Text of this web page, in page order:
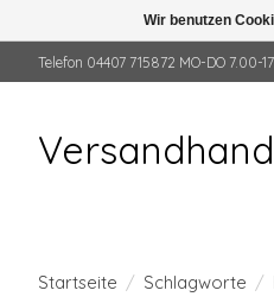
Telefon 04407 715872 MO-DO 7.00-
Startseite / Schlagworte /
Wir benutzen